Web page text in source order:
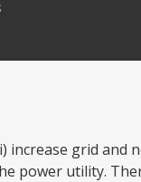
increase grid and
power utility.